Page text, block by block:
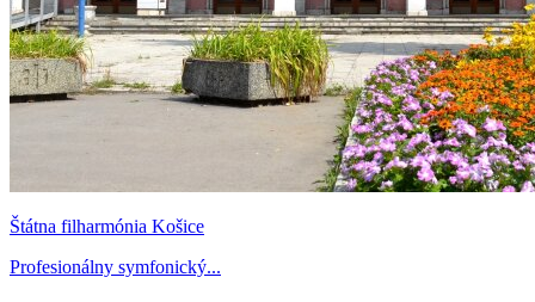
Štátna filharmónia Košice
Profesionálny symfonický...